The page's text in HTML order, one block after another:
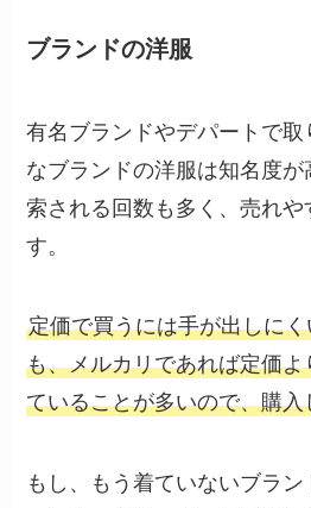
ブランドの洋服
有名ブランドやデパートで取
なブランドの洋服は知名度
索される回数も多く、売れや
す。
定価で買うには手が出しに
も、メルカリであれば定価
ていることが多いので、購
もし、もう着ていないブラ